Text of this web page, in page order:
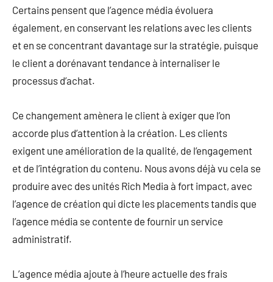
Certains pensent que l’agence média évoluera
également, en conservant les relations avec les clients
et en se concentrant davantage sur la stratégie, puisque
le client a dorénavant tendance à internaliser le
processus d’achat.
Ce changement amènera le client à exiger que l’on
accorde plus d’attention à la création. Les clients
exigent une amélioration de la qualité, de l’engagement
et de l’intégration du contenu. Nous avons déjà vu cela se
produire avec des unités Rich Media à fort impact, avec
l’agence de création qui dicte les placements tandis que
l’agence média se contente de fournir un service
administratif.
L’agence média ajoute à l’heure actuelle des frais